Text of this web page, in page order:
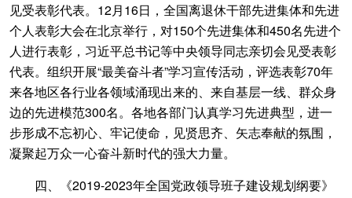
见受表彰代表。12月16日，全国离退休干部先进集体和先进
个人表彰大会在北京举行，对150个先进集体和450名先进个
人进行表彰，习近平总书记等中央领导同志亲切会见受表彰
代表。组织开展“最美奋斗者”学习宣传活动，评选表彰70年
来各地区各行业各领域涌现出来的、来自基层一线、群众身
边的先进模范300名。各地各部门认真学习先进典型，进一
步形成不忘初心、牢记使命，见贤思齐、矢志奉献的氛围，
凝聚起万众一心奋斗新时代的强大力量。
四、《2019-2023年全国党政领导班子建设规划纲要》